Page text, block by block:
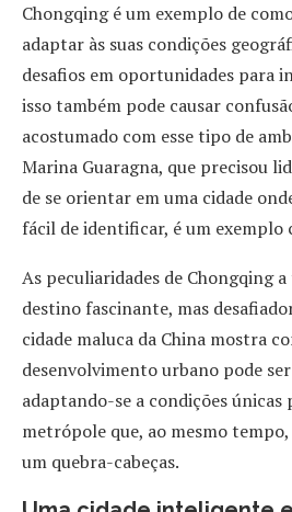
Chongqing é um exemplo de
adaptar às suas condições
desafios em oportunidades para
isso também pode causar
acostumado com esse tipo de
Marina Guaragna, que precisou
de se orientar em uma cidade
fácil de identificar, é um exemplo
As peculiaridades de Chongqing
destino fascinante, mas
cidade maluca da China mostra
desenvolvimento urbano pode
adaptando-se a condições únicas
metrópole que, ao mesmo
um quebra-cabeças.